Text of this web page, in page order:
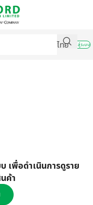
ไทย
เข้าสู่ระบบ
เพื่อดำเนินการดูราย
ค้า